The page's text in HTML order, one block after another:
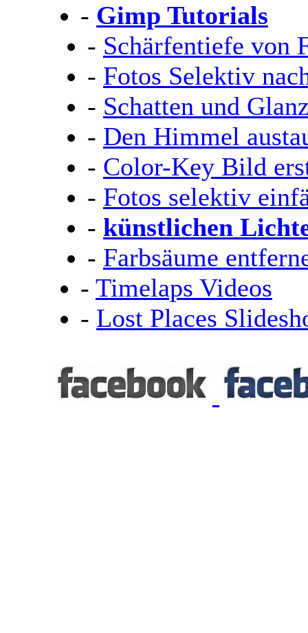
- Gimp Tutorials
- Schärfentiefe von
- Fotos Selektiv
- Schatten und
- Den Himmel
- Color-Key Bild
- Fotos selektiv
- künstlichen
- Farbsäume
- Timelaps Videos
- Lost Places